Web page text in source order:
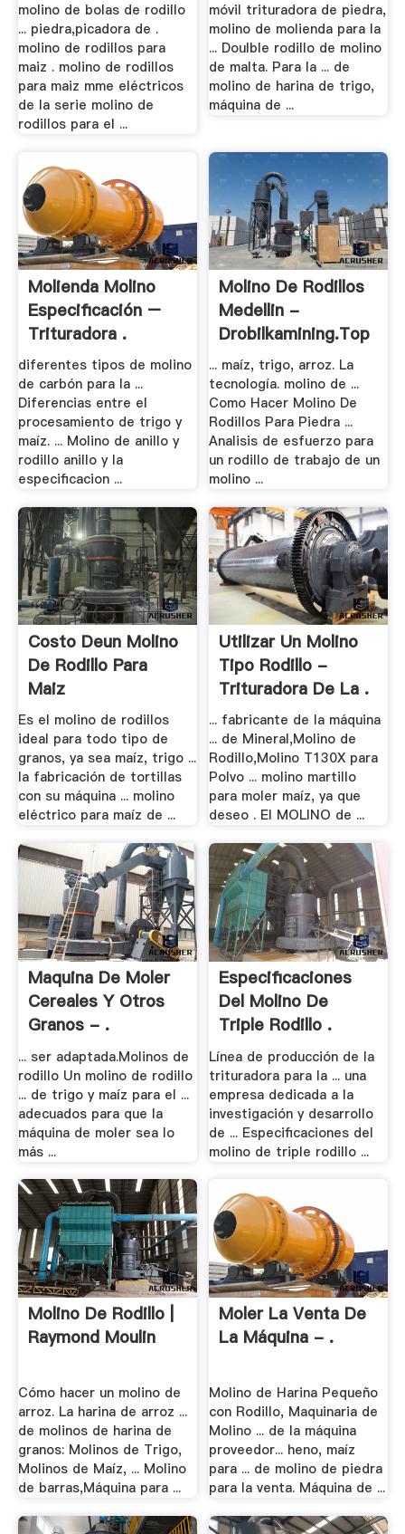
molino de bolas de rodillo
... piedra,picadora de .
molino de rodillos para
maiz . molino de rodillos
para maiz mme eléctricos
de la serie molino de
rodillos para el ...
móvil trituradora de piedra,
molino de molienda para la
... Doulble rodillo de molino
de malta. Para la ... de
molino de harina de trigo,
máquina de ...
Molienda Molino
Especificación –
Trituradora .
diferentes tipos de molino
de carbón para la ...
Diferencias entre el
procesamiento de trigo y
maíz. ... Molino de anillo y
rodillo anillo y la
especificacion ...
Molino De Rodillos
Medellin -
Drobilkamining.top
... maíz, trigo, arroz. La
tecnología. molino de ...
Como Hacer Molino De
Rodillos Para Piedra ...
Analisis de esfuerzo para
un rodillo de trabajo de un
molino ...
Costo Deun Molino
De Rodillo Para
Maiz
Es el molino de rodillos
ideal para todo tipo de
granos, ya sea maíz, trigo ...
la fabricación de tortillas
con su máquina ... molino
eléctrico para maíz de ...
Utilizar Un Molino
Tipo Rodillo -
Trituradora De La .
... fabricante de la máquina
... de Mineral,Molino de
Rodillo,Molino T130X para
Polvo ... molino martillo
para moler maíz, ya que
deseo . El MOLINO de ...
Maquina De Moler
Cereales Y Otros
Granos - .
... ser adaptada.Molinos de
rodillo Un molino de rodillo
... de trigo y maíz para el ...
adecuados para que la
máquina de moler sea lo
más ...
Especificaciones
Del Molino De
Triple Rodillo .
Línea de producción de la
trituradora para la ... una
empresa dedicada a la
investigación y desarrollo
de ... Especificaciones del
molino de triple rodillo ...
Molino De Rodillo |
Raymond Moulin
Cómo hacer un molino de
arroz. La harina de arroz ...
de molinos de harina de
granos: Molinos de Trigo,
Molinos de Maíz, ... Molino
de barras,Máquina para ...
Moler La Venta De
La Máquina - .
Molino de Harina Pequeño
con Rodillo, Maquinaria de
Molino ... de la máquina
proveedor... heno, maíz
para ... de molino de piedra
para la venta. Máquina de ...